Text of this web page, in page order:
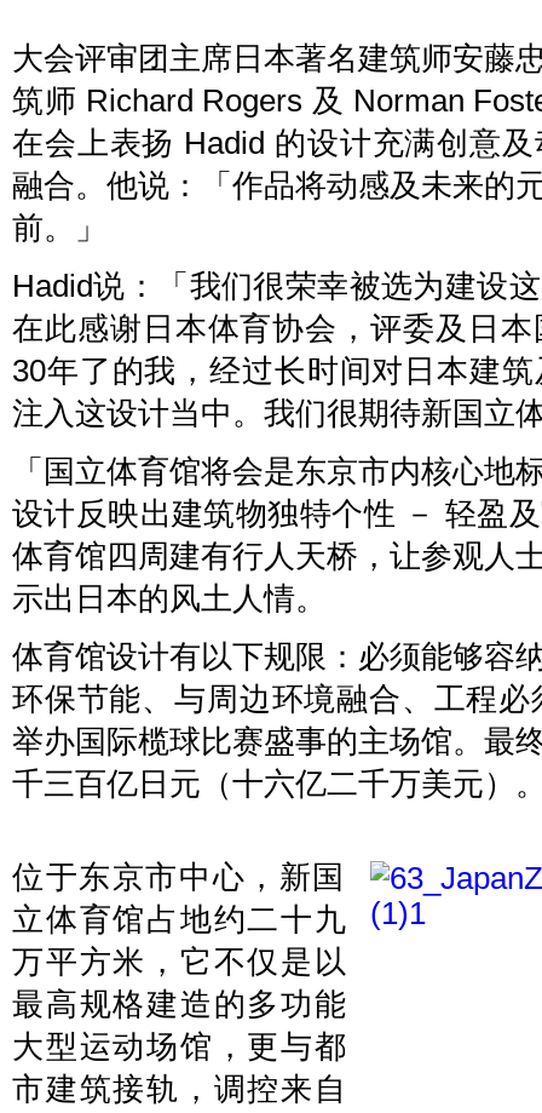
大会评审团主席日本著名建筑师安藤
筑师 Richard Rogers 及 Norman
在会上表扬 Hadid 的设计充满创意
融合。他说：「作品将动感及未来的
前。」
Hadid说：「我们很荣幸被选为建设
在此感谢日本体育协会，评委及日
30年了的我，经过长时间对日本建
注入这设计当中。我们很期待新国立
「国立体育馆将会是东京市内核心地
设计反映出建筑物独特个性 － 轻盈
体育馆四周建有行人天桥，让参观人
示出日本的风土人情。
体育馆设计有以下规限：必须能够容
环保节能、与周边环境融合、工程
举办国际榄球比赛盛事的主场馆。最
千三百亿日元（十六亿二千万美元）
位于东京市中心，新国
立体育馆占地约二十九
万平方米，它不仅是以
最高规格建造的多功能
大型运动场馆，更与都
市建筑接轨，调控来自